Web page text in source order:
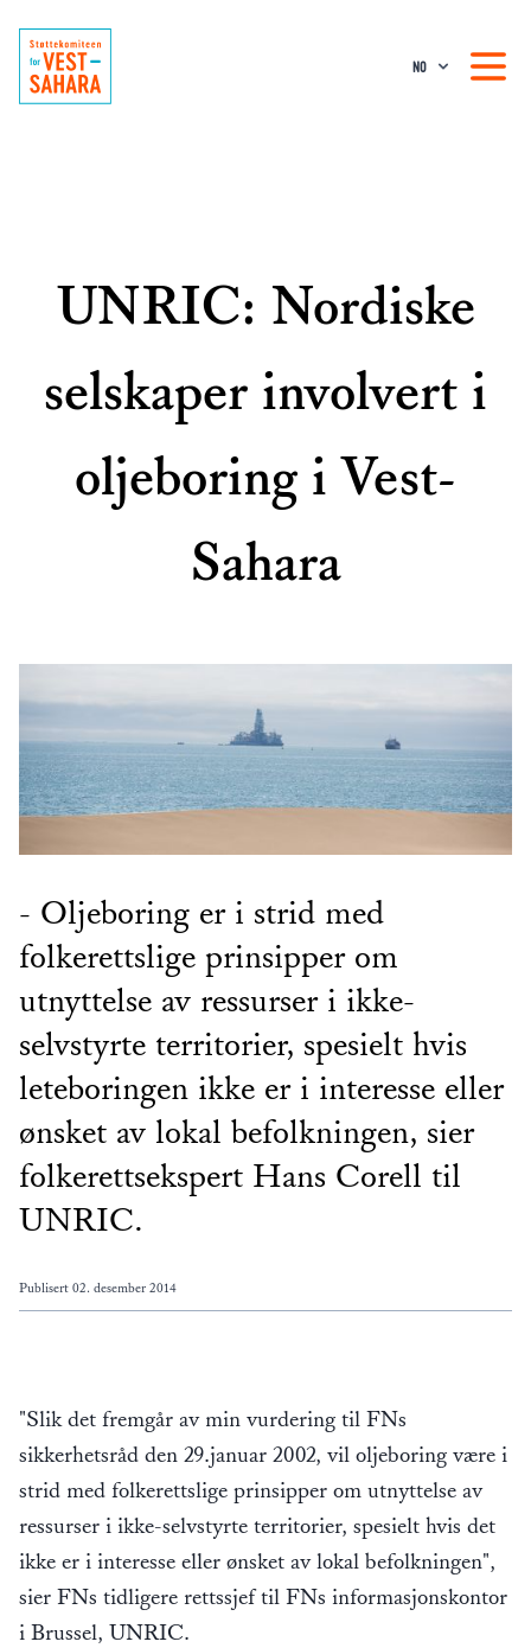
NO
UNRIC: Nordiske
selskaper involvert i
oljeboring i Vest-
Sahara
- Oljeboring er i strid med
folkerettslige prinsipper om
utnyttelse av ressurser i ikke-
selvstyrte territorier, spesielt hvis
leteboringen ikke er i interesse eller
ønsket av lokal befolkningen, sier
folkerettsekspert Hans Corell til
UNRIC.
Publisert 02. desember 2014
"Slik det fremgår av min vurdering til FNs
sikkerhetsråd den 29.januar 2002, vil oljeboring være i
strid med folkerettslige prinsipper om utnyttelse av
ressurser i ikke-selvstyrte territorier, spesielt hvis det
ikke er i interesse eller ønsket av lokal befolkningen",
sier FNs tidligere rettssjef til FNs informasjonskontor
i Brussel, UNRIC.